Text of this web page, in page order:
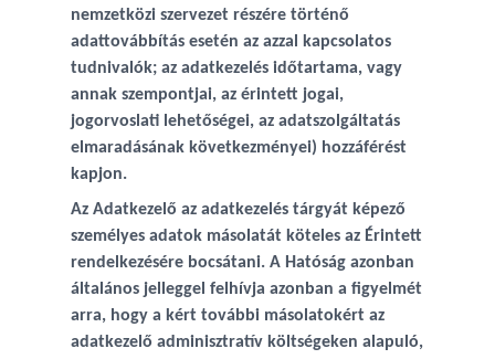
nemzetközi szervezet részére történő
adattovábbítás esetén az azzal kapcsolatos
tudnivalók; az adatkezelés időtartama, vagy
annak szempontjai, az érintett jogai,
jogorvoslati lehetőségei, az adatszolgáltatás
elmaradásának következményei) hozzáférést
kapjon.
Az Adatkezelő az adatkezelés tárgyát képező
személyes adatok másolatát köteles az Érintett
rendelkezésére bocsátani. A Hatóság azonban
általános jelleggel felhívja azonban a figyelmét
arra, hogy a kért további másolatokért az
adatkezelő adminisztratív költségeken alapuló,